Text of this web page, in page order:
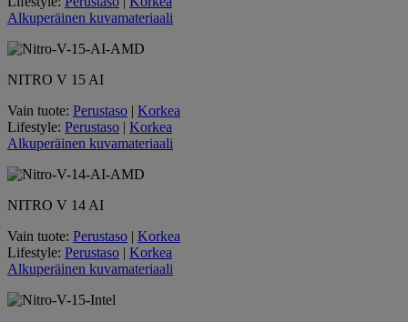
Alkuperäinen kuvamateriaali
NITRO V 15 AI
Vain tuote: Perustaso | Korkea
Lifestyle: Perustaso | Korkea
Alkuperäinen kuvamateriaali
NITRO V 14 AI
Vain tuote: Perustaso | Korkea
Lifestyle: Perustaso | Korkea
Alkuperäinen kuvamateriaali